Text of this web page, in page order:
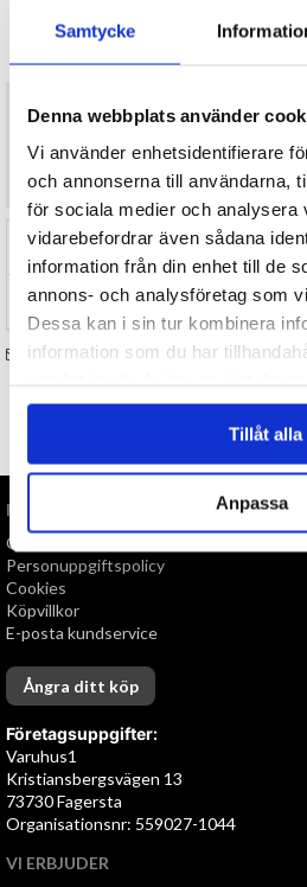
Samtycke
Denna webbplats använder
Vi använder enhetsidentifierare
och annonserna till användarna,
för sociala medier och analysera
vidarebefordrar även sådana
information från din enhet till de
annons- och analysföretag som
Dessa kan i sin tur kombinera
information som du har
Tillåt alla
Anpassa
Annorlunda och rolig flaskhållare
Flaskhållare till dig själv eller som en
Mått: ca 20 x 30 cm
Material: trä
RECENSIONER (0)
TIPSA
FRÅGA OSS OM VARAN
TILL
INFORMATION
Om oss
Personuppgiftspolicy
Cookies
Köpvillkor
E-posta kundservice
Ångra ditt köp
Företagsuppgifter:
Varuhus1
Kristiansbergsvägen 13
73730 Fagersta
Organisationsnr: 559027-1044
VI ERBJUDER